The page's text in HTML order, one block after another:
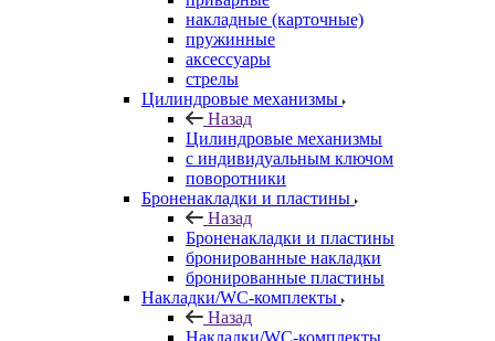
накладные (карточные)
пружинные
аксессуары
стрелы
Цилиндровые механизмы
Назад
Цилиндровые механизмы
с индивидуальным ключом
поворотники
Броненакладки и пластины
Назад
Броненакладки и пластины
бронированные накладки
бронированные пластины
Накладки/WC-комплекты
Назад
Накладки/WC-комплекты